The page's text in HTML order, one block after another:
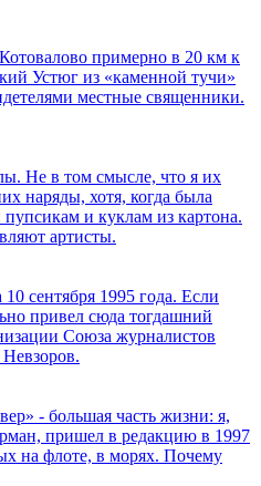
примерно в 20 км к
Устюг из «каменной тучи»
местные священники.
Не в том смысле, что я их
наряды, хотя, когда была
и куклам из картона.
артисты.
сентября 1995 года. Если
привел сюда тогдашний
Союза журналистов
- большая часть жизни: я,
пришел в редакцию в 1997
на флоте, в морях. Почему